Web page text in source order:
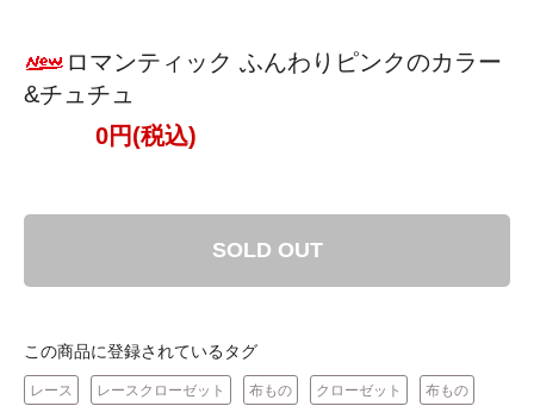
ロマンティック ふんわりピンクのカラー
&チュチュ
0円(税込)
SOLD OUT
この商品に登録されているタグ
レース レースクローゼット 布もの クローゼット 布もの